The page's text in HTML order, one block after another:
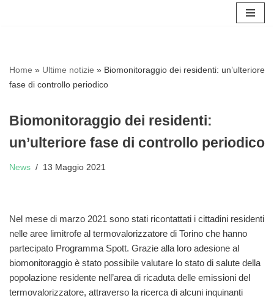
Home » Ultime notizie » Biomonitoraggio dei residenti: un’ulteriore
fase di controllo periodico
Biomonitoraggio dei residenti:
un’ulteriore fase di controllo periodico
News 13 Maggio 2021
Nel mese di marzo 2021 sono stati ricontattati i cittadini residenti
nelle aree limitrofe al termovalorizzatore di Torino che hanno
partecipato Programma Spott. Grazie alla loro adesione al
biomonitoraggio è stato possibile valutare lo stato di salute della
popolazione residente nell’area di ricaduta delle emissioni del
termovalorizzatore, attraverso la ricerca di alcuni inquinanti